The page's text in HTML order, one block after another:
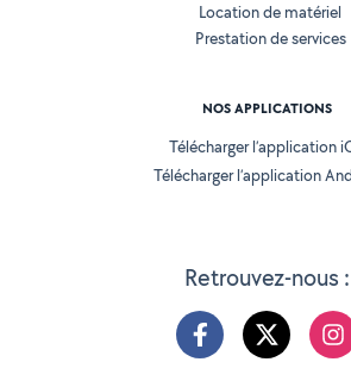
Retrouvez-nous :
Location de matériel
Prestation de services
NOS APPLICATIONS
Télécharger l’application
Télécharger l’application